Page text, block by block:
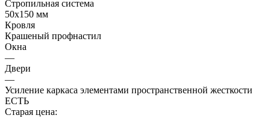
Стропильная система
50х150 мм
Кровля
Крашеный профнастил
Окна
—
Двери
—
Усиление каркаса элементами пространственной жесткости
ЕСТЬ
Старая цена: